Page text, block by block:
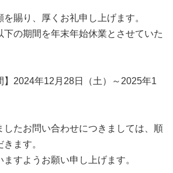
賜り、厚くお礼申し上げます。
下の期間を年末年始休業とさせていた
】2024年12月28日（土）～2025年1
したお問い合わせにつきましては、順
ます。
すようお願い申し上げます。